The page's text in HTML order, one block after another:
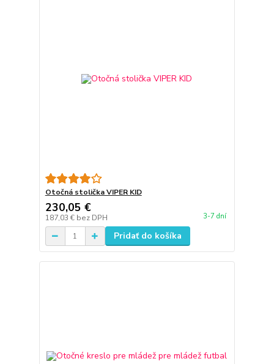
Otočná stolička VIPER KID
230,05 €
187,03 € bez DPH 3-7 dní
Pridať do košíka